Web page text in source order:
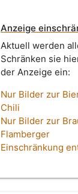
Anzeige
Aktuell werden
Schränken sie
der Anzeige ein:
Nur Bilder zur
Chili
Nur Bilder zur
Flamberger
Einschränkung